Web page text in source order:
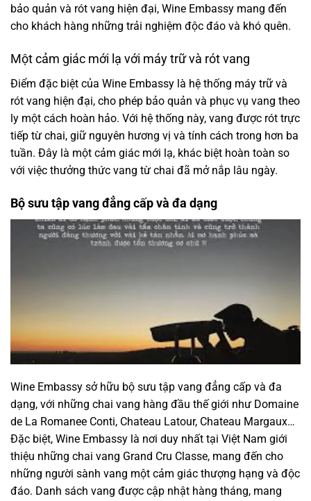
bảo quản và rót vang hiện đại, Wine Embassy mang đến
cho khách hàng những trải nghiệm độc đáo và khó quên.
Một cảm giác mới lạ với máy trữ và rót vang
Điểm đặc biệt của Wine Embassy là hệ thống máy trữ và
rót vang hiện đại, cho phép bảo quản và phục vụ vang theo
ly một cách hoàn hảo. Với hệ thống này, vang được rót trực
tiếp từ chai, giữ nguyên hương vị và tính cách trong hơn ba
tuần. Đây là một cảm giác mới lạ, khác biệt hoàn toàn so
với việc thưởng thức vang từ chai đã mở nắp lâu ngày.
Bộ sưu tập vang đẳng cấp và đa dạng
Wine Embassy sở hữu bộ sưu tập vang đẳng cấp và đa
dạng, với những chai vang hàng đầu thế giới như Domaine
de La Romanee Conti, Chateau Latour, Chateau Margaux…
Đặc biệt, Wine Embassy là nơi duy nhất tại Việt Nam giới
thiệu những chai vang Grand Cru Classe, mang đến cho
những người sành vang một cảm giác thượng hạng và độc
đáo. Danh sách vang được cập nhật hàng tháng, mang